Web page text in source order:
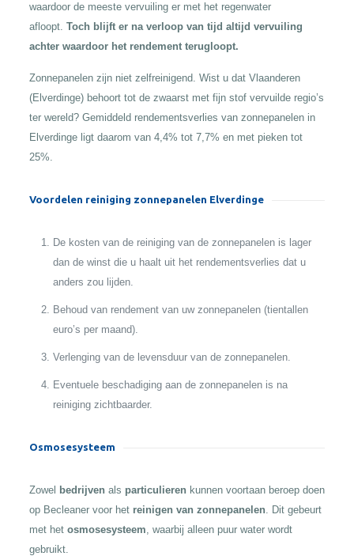
waardoor de meeste vervuiling er met het regenwater
afloopt. Toch blijft er na verloop van tijd altijd vervuiling
achter waardoor het rendement terugloopt.
Zonnepanelen zijn niet zelfreinigend. Wist u dat Vlaanderen
(Elverdinge) behoort tot de zwaarst met fijn stof vervuilde regio’s
ter wereld? Gemiddeld rendementsverlies van zonnepanelen in
Elverdinge ligt daarom van 4,4% tot 7,7% en met pieken tot
25%.
Voordelen reiniging zonnepanelen Elverdinge
De kosten van de reiniging van de zonnepanelen is lager
dan de winst die u haalt uit het rendementsverlies dat u
anders zou lijden.
Behoud van rendement van uw zonnepanelen (tientallen
euro’s per maand).
Verlenging van de levensduur van de zonnepanelen.
Eventuele beschadiging aan de zonnepanelen is na
reiniging zichtbaarder.
Osmosesysteem
Zowel bedrijven als particulieren kunnen voortaan beroep doen
op Becleaner voor het reinigen van zonnepanelen. Dit gebeurt
met het osmosesysteem, waarbij alleen puur water wordt
gebruikt.